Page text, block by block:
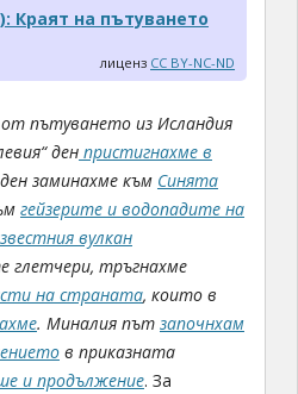
Краят на пътуването
лиценз CC BY-NC-ND
пътуването из Исландия
денпристигнахме в
заминахме към Синята
гейзерите и водопадите на
вулкан
глетчери, тръгнахме
на страната, които в
. Миналия път започнхам
в приказната
и продължение. За